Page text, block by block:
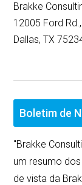
Brakke
12005 Ford
Dallas, TX
Boletim de
"Brakke
um resumo
de vista da